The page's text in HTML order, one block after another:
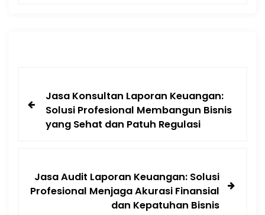
Jasa Konsultan Laporan Keuangan:
Solusi Profesional Membangun Bisnis
yang Sehat dan Patuh Regulasi
Jasa Audit Laporan Keuangan: Solusi
Profesional Menjaga Akurasi Finansial
dan Kepatuhan Bisnis